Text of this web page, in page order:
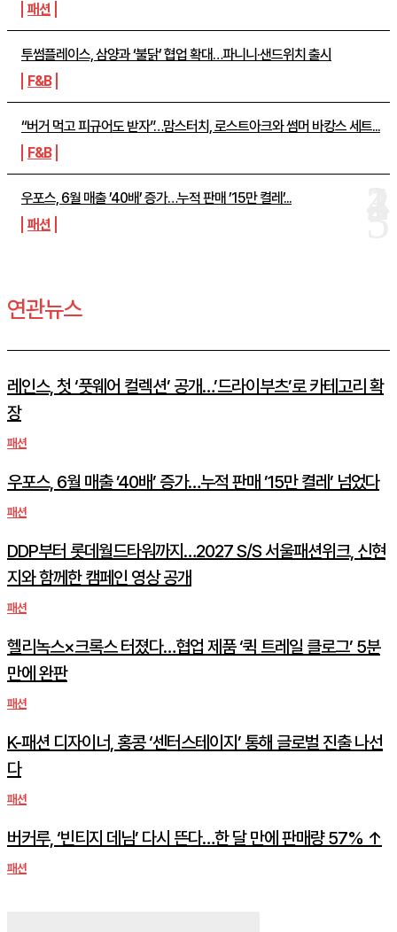
패션
투썸플레이스, 삼양과 ‘불닭’ 협업 확대…파니니·샌드위치 출시
F&B
“버거 먹고 피규어도 받자”…맘스터치, 로스트아크와 썸머 바캉스 세트...
F&B
우포스, 6월 매출 ’40배’ 증가…누적 판매 ’15만 켤레’...
패션
연관뉴스
레인스, 첫 ‘풋웨어 컬렉션’ 공개…’드라이부츠’로 카테고리 확
장
패션
우포스, 6월 매출 ’40배’ 증가…누적 판매 ’15만 켤레’ 넘었다
패션
DDP부터 롯데월드타워까지…2027 S/S 서울패션위크, 신현
지와 함께한 캠페인 영상 공개
패션
헬리녹스×크록스 터졌다…협업 제품 ‘퀵 트레일 클로그’ 5분
만에 완판
패션
K-패션 디자이너, 홍콩 ‘센터스테이지’ 통해 글로벌 진출 나선
다
패션
버커루, ‘빈티지 데님’ 다시 뜬다…한 달 만에 판매량 57% ↑
패션